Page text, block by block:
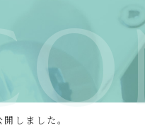
しました。